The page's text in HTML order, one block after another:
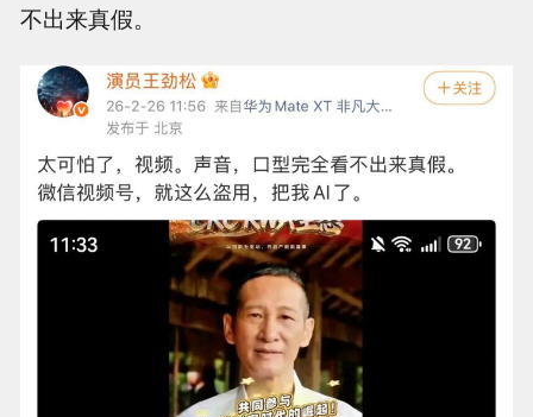
不出来真假。